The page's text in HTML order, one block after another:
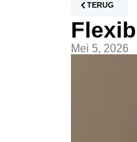
TERUG
Mei 5, 2026